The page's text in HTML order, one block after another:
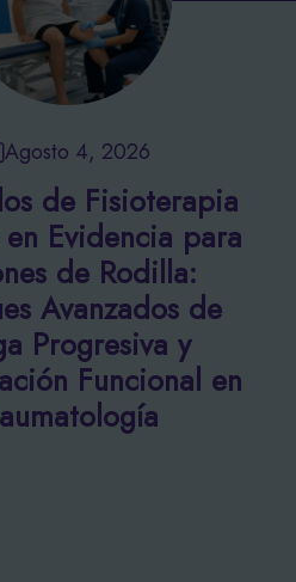
Agosto 4, 2026
de Fisioterapia
en Evidencia para
de Rodilla:
Avanzados de
Progresiva y
Funcional en